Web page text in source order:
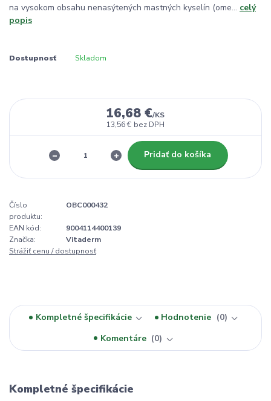
na vysokom obsahu nenasýtených mastných kyselín (ome... celý
popis
Dostupnosť Skladom
16,68 €/KS
13,56 € bez DPH
Pridať do košíka
Číslo
produktu:
OBC000432
EAN kód:
9004114400139
Značka:
Vitaderm
Strážiť cenu / dostupnosť
Kompletné špecifikácie Hodnotenie
0
Komentáre
0
Kompletné špecifikácie